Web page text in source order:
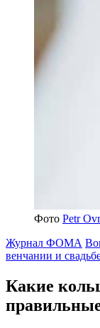
Фото Petr
Журнал ФОМА
венчании и
Какие